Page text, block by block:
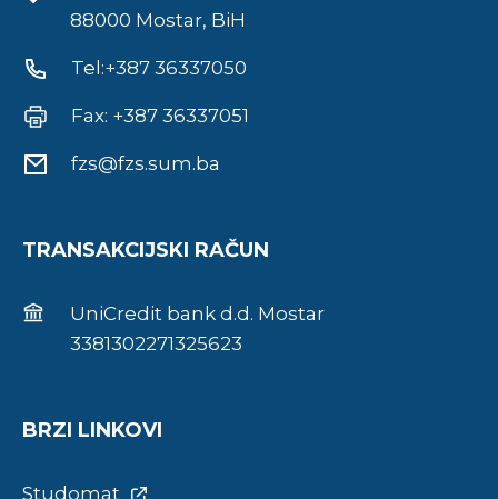
88000 Mostar, BiH
Tel:+387 36337050
Fax: +387 36337051
fzs@fzs.sum.ba
TRANSAKCIJSKI RAČUN
UniCredit bank d.d. Mostar
3381302271325623
BRZI LINKOVI
Studomat